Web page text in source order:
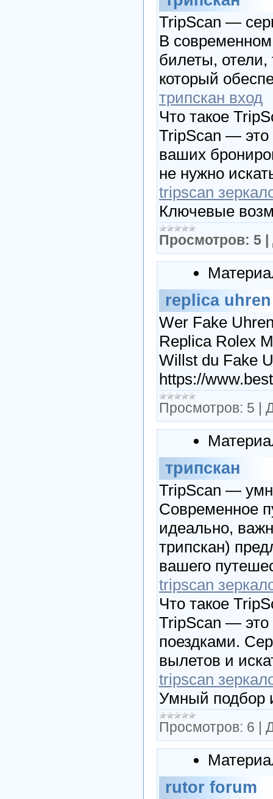
TripScan —
В
билеты,
который
трипскан вход
Что такое
TripScan — это
ваших
не нужно
tripscan
Ключевые
Просмотров: 5 |
replica uhren
Wer Fake
Replica Rolex
Willst du Fake
https://
Просмотров: 5 |
трипскан
TripScan —
Современное
идеально,
трипскан)
вашего
tripscan
Что такое
TripScan — это
поездками.
вылетов и
tripscan
Умный подбор
Просмотров: 6 |
rutor forum